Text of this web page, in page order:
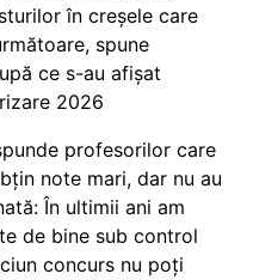
în creșele care
spune
ce s-au afișat
2026
profesorilor care
note mari, dar nu au
În ultimii ani am
de bine sub control
concurs nu poți